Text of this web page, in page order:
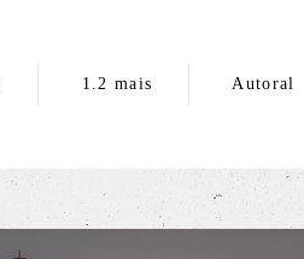
1.2 mais Autoral